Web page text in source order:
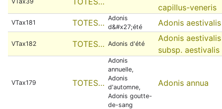
capillus-veneris
VTax181 TOTES… Adonis
d&#x27;été
Adonis aestivalis
VTax182 TOTES… Adonis d'été
Adonis aestivalis
subsp. aestivalis
VTax179 TOTES…
Adonis
annuelle,
Adonis
d'automne,
Adonis goutte-
de-sang
Adonis annua